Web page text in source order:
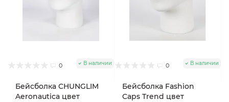
0 В наличии
Бейсболка CHUNGLIM
Aeronautica цвет
0 В наличии
Бейсболка Fashion
Caps Trend цвет